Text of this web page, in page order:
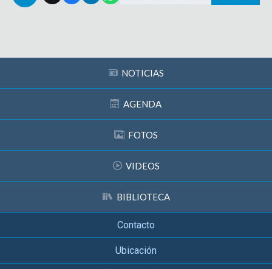
NOTICIAS
AGENDA
FOTOS
VIDEOS
BIBLIOTECA
Contacto
Ubicación